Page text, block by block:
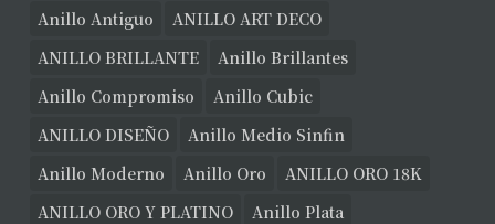
Anillo Antiguo
ANILLO ART DECO
ANILLO BRILLANTE
Anillo Brillantes
Anillo Compromiso
Anillo Cubic
ANILLO DISEÑO
Anillo Medio Sinfin
Anillo Moderno
Anillo Oro
ANILLO ORO 18K
ANILLO ORO Y PLATINO
Anillo Plata